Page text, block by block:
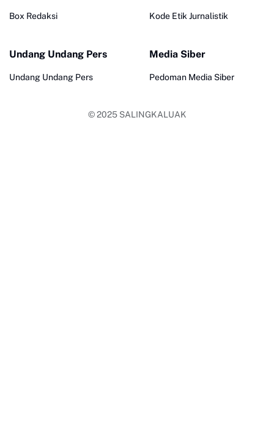
Box Redaksi Kode Etik Jurnalistik
Undang Undang Pers
Undang Undang Pers
Media Siber
Pedoman Media Siber
© 2025 SALINGKALUAK